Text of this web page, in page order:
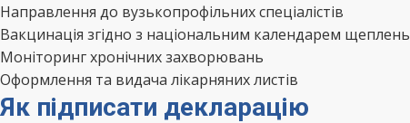
Направлення до вузькопрофільних спеціалістів
Вакцинація згідно з національним календарем щеплень
Моніторинг хронічних захворювань
Оформлення та видача лікарняних листів
Як підписати декларацію